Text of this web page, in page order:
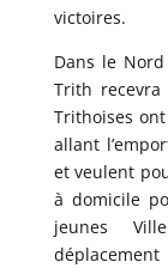
victoires.
Dans le
Trith recevra
Trithoises
allant
et veulent
à domicile
jeunes